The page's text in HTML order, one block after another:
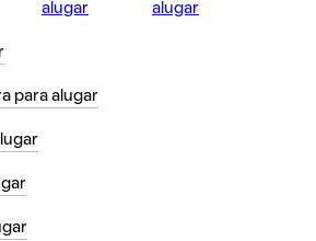
alugar
alugar
para alugar